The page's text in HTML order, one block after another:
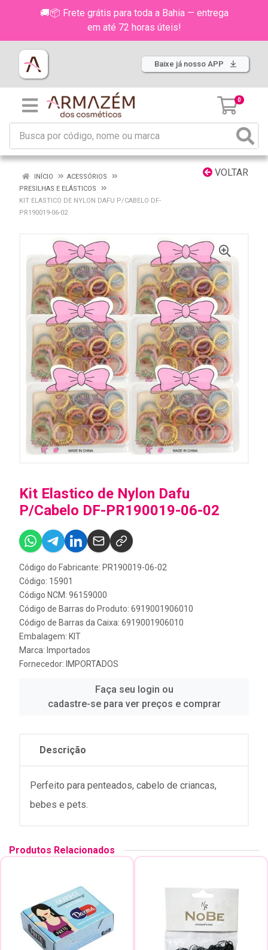
🚚📦 Frete grátis para toda a Bahia — entrega
em até 72 horas úteis!
Baixe já nosso APP
0
VOLTAR
INÍCIO
ACESSÓRIOS
PRESILHAS E ELÁSTICOS
KIT ELASTICO DE NYLON DAFU P/CABELO DF-
PR190019-06-02
Kit Elastico de Nylon Dafu
P/Cabelo DF-PR190019-06-02
Código do Fabricante: PR190019-06-02
Código: 15901
Código NCM: 96159000
Código de Barras do Produto: 6919001906010
Código de Barras da Caixa: 6919001906010
Embalagem: KIT
Marca: Importados
Fornecedor: IMPORTADOS
Faça seu login ou
cadastre-se para ver preços e comprar
Descrição
Perfeito para penteados, cabelo de criancas,
bebes e pets.
Produtos Relacionados